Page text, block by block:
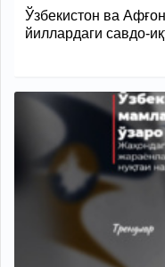
Ўзбекистон ва
йиллардаги савдо-